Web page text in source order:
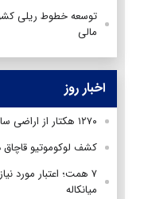
مالی
اخبار روز
۱۲۷۰ هکتار از اراضی ساحلی مکران زیر کشت میگو رفت
کشف لوکوموتیو
۷ همت؛ اعتبار مورد
میانکاله